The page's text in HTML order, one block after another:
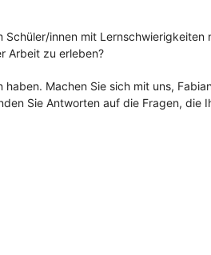
Schüler/innen mit Lernschwierigkeiten
Arbeit zu erleben?
Machen Sie sich mit uns,
Sie Antworten auf die Fragen, die